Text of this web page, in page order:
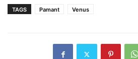
TAGS Pamant Venus